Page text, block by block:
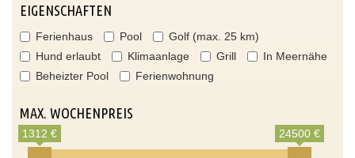
EIGENSCHAFTEN
Ferienhaus Pool
Golf (max. 25 km)
Hund erlaubt
Klimaanlage Grill
In Meernähe
Beheizter Pool
Ferienwohnung
MAX. WOCHENPREIS
1312 € 24500 €